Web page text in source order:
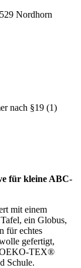
Nordhorn
nach §19 (1)
für kleine ABC-
mit einem
ein Globus,
für echtes
gefertigt,
OEKO-TEX®
Schule.